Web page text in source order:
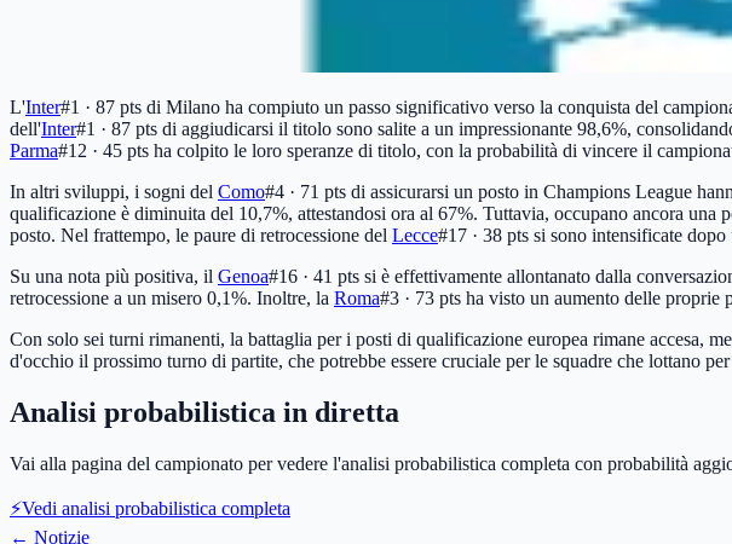
L'Inter#1 · 87 pts di Milano ha compiuto un passo significativo verso la conquista del
dell'Inter#1 · 87 pts di aggiudicarsi il titolo sono salite a un impressionante 98,6%,
Parma#12 · 45 pts ha colpito le loro speranze di titolo, con la probabilità di vincere il
In altri sviluppi, i sogni del Como#4 · 71 pts di assicurarsi un posto in Champions League
qualificazione è diminuita del 10,7%, attestandosi ora al 67%. Tuttavia, occupano ancora
posto. Nel frattempo, le paure di retrocessione del Lecce#17 · 38 pts si sono intensificate
Su una nota più positiva, il Genoa#16 · 41 pts si è effettivamente allontanato dalla
retrocessione a un misero 0,1%. Inoltre, la Roma#3 · 73 pts ha visto un aumento delle proprie
Con solo sei turni rimanenti, la battaglia per i posti di qualificazione europea rimane accesa,
d'occhio il prossimo turno di partite, che potrebbe essere cruciale per le squadre che lottano
Analisi probabilistica in diretta
Vai alla pagina del campionato per vedere l'analisi probabilistica completa con probabilità
⚡Vedi analisi probabilistica completa
← Notizie